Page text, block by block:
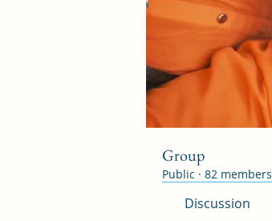
Group
Public · 82 members
Discussion